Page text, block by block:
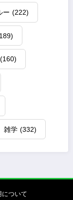
ー (222)
(160)
雑学 (332)
について